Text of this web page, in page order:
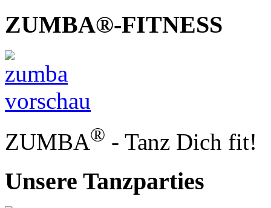
ZUMBA®-FITNESS
ZUMBA® - Tanz Dich fit!
Unsere Tanzparties